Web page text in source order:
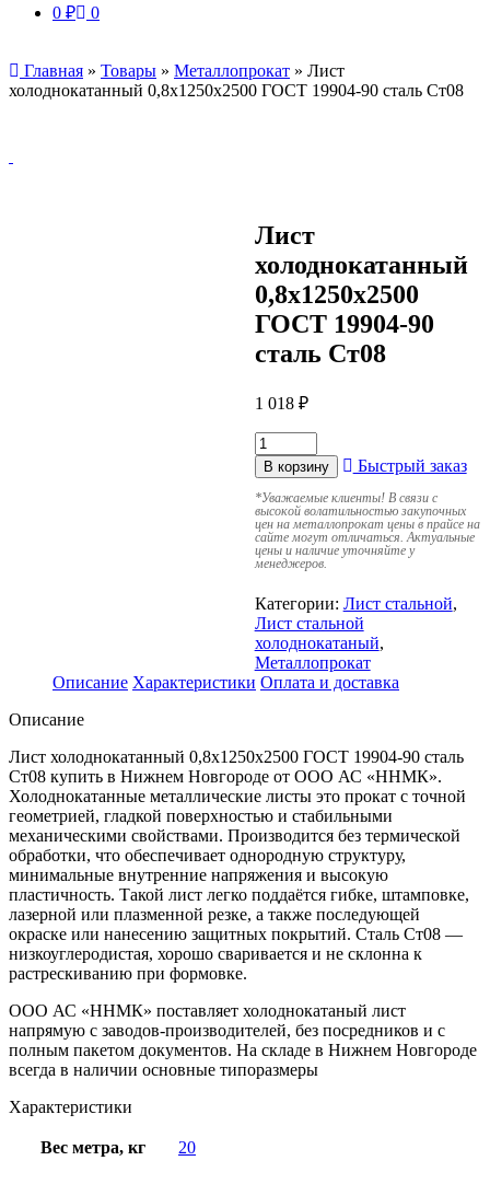
0 ₽ 0
Главная » Товары » Металлопрокат » Лист
холоднокатанный 0,8х1250х2500 ГОСТ 19904-90 сталь Ст08
Лист
холоднокатанный
0,8х1250х2500
ГОСТ 19904-90
сталь Ст08
1 018 ₽
В корзину Быстрый заказ
*Уважаемые клиенты! В связи с
высокой волатильностью закупочных
цен на металлопрокат цены в прайсе на
сайте могут отличаться. Актуальные
цены и наличие уточняйте у
менеджеров.
Категории: Лист стальной,
Лист стальной
холоднокатаный,
Металлопрокат
Описание Характеристики Оплата и доставка
Описание
Лист холоднокатанный 0,8х1250х2500 ГОСТ 19904-90 сталь
Ст08 купить в Нижнем Новгороде от ООО АС «ННМК».
Холоднокатанные металлические листы это прокат с точной
геометрией, гладкой поверхностью и стабильными
механическими свойствами. Производится без термической
обработки, что обеспечивает однородную структуру,
минимальные внутренние напряжения и высокую
пластичность. Такой лист легко поддаётся гибке, штамповке,
лазерной или плазменной резке, а также последующей
окраске или нанесению защитных покрытий. Сталь Ст08 —
низкоуглеродистая, хорошо сваривается и не склонна к
растрескиванию при формовке.
ООО АС «ННМК» поставляет холоднокатаный лист
напрямую с заводов-производителей, без посредников и с
полным пакетом документов. На складе в Нижнем Новгороде
всегда в наличии основные типоразмеры
Характеристики
Вес метра, кг 20